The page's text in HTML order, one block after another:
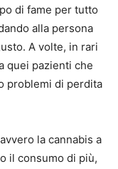
di fame per tutto
alla persona
A volte, in rari
quei pazienti che
problemi di perdita
la cannabis a
il consumo di più,